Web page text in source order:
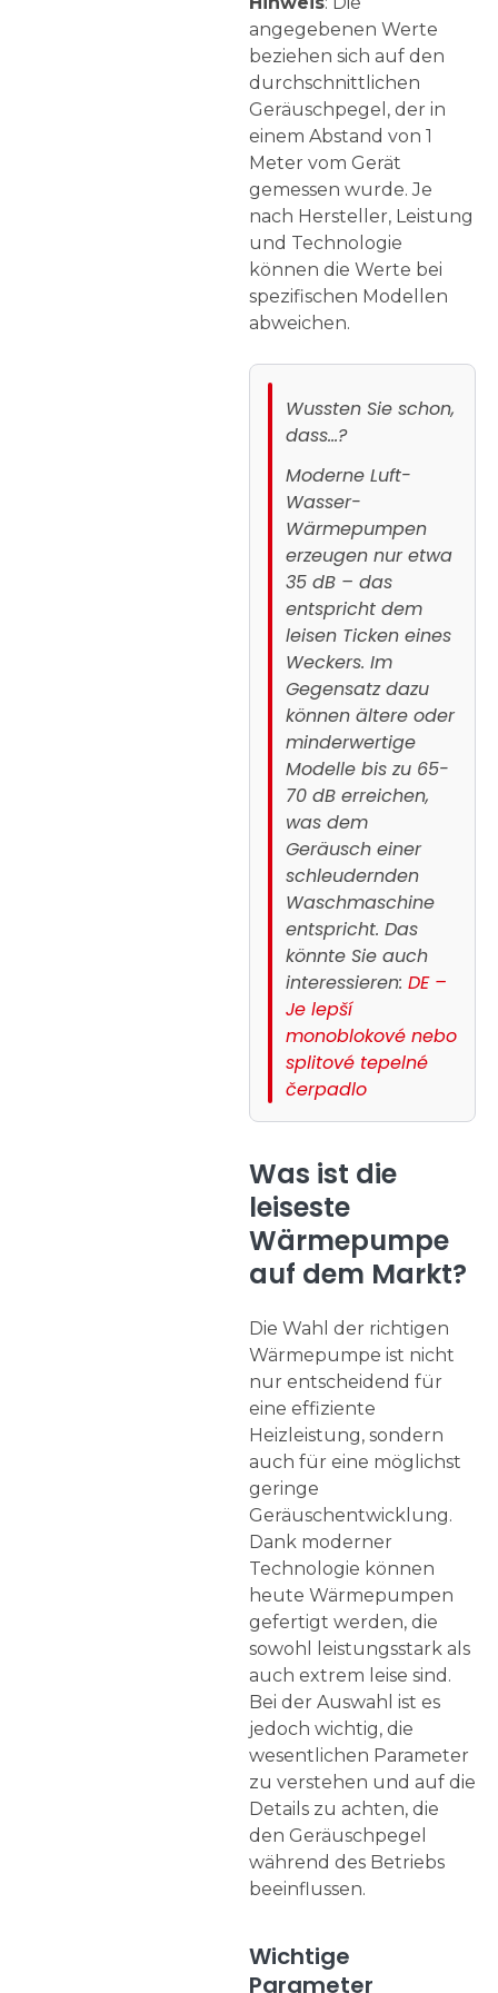
angegebenen Werte
beziehen sich auf den
durchschnittlichen
Geräuschpegel, der in
einem Abstand von 1
Meter vom Gerät
gemessen wurde. Je
nach Hersteller, Leistung
und Technologie
können die Werte bei
spezifischen Modellen
abweichen.
Wussten Sie schon,
dass…?
Moderne Luft-
Wasser-
Wärmepumpen
erzeugen nur etwa
35 dB – das
entspricht dem
leisen Ticken eines
Weckers. Im
Gegensatz dazu
können ältere oder
minderwertige
Modelle bis zu 65-
70 dB erreichen,
was dem
Geräusch einer
schleudernden
Waschmaschine
entspricht. Das
könnte Sie auch
interessieren: DE –
Je lepší
monoblokové nebo
splitové tepelné
čerpadlo
Was ist die
leiseste
Wärmepumpe
auf dem Markt?
Die Wahl der richtigen
Wärmepumpe ist nicht
nur entscheidend für
eine effiziente
Heizleistung, sondern
auch für eine möglichst
geringe
Geräuschentwicklung.
Dank moderner
Technologie können
heute Wärmepumpen
gefertigt werden, die
sowohl leistungsstark als
auch extrem leise sind.
Bei der Auswahl ist es
jedoch wichtig, die
wesentlichen Parameter
zu verstehen und auf die
Details zu achten, die
den Geräuschpegel
während des Betriebs
beeinflussen.
Wichtige
Parameter